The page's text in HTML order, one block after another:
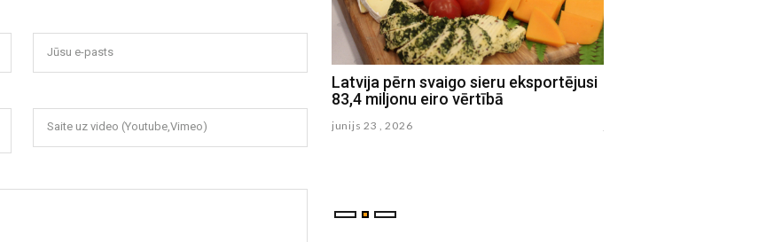
Jūsu e-pasts
Saite uz video (Youtube,Vimeo)
darbus
Latvija pērn svaigo sieru eksportējusi
83,4 miljonu eiro vērtībā
junijs 23 , 2026